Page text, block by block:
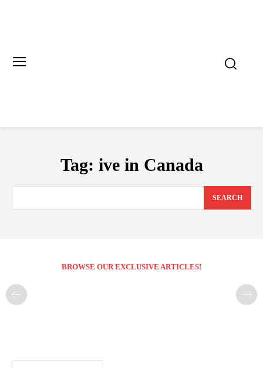
Tag: ive in Canada
SEARCH
BROWSE OUR EXCLUSIVE ARTICLES!